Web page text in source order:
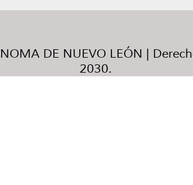
DE NUEVO LEÓN |
2030.